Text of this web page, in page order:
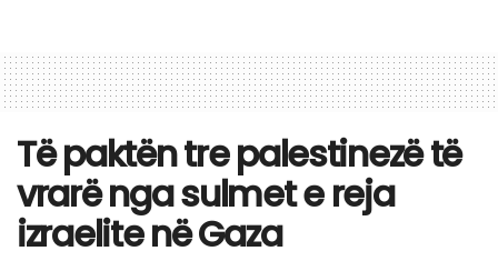
Të paktën tre palestinezë të
vrarë nga sulmet e reja
izraelite në Gaza